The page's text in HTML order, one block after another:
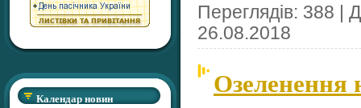
Календар новин
Переглядів: 388 |
26.08.2018
Озеленення